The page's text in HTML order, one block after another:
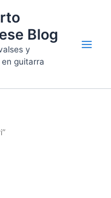
Blog
y
en guitarra